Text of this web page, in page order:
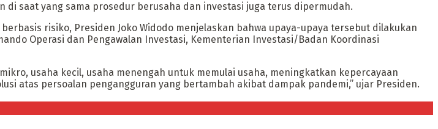
saat yang sama prosedur berusaha dan investasi juga terus dipermudah.
risiko, Presiden Joko Widodo menjelaskan bahwa upaya-upaya tersebut dilakukan
Operasi dan Pengawalan Investasi, Kementerian Investasi/Badan Koordinasi
usaha kecil, usaha menengah untuk memulai usaha, meningkatkan kepercayaan
atas persoalan pengangguran yang bertambah akibat dampak pandemi,” ujar Presiden.